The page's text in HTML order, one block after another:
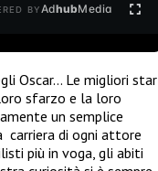
BYAdhubMedia
Oscar… Le migliori star
sfarzo e la loro
un semplice
carriera di ogni attore
più in voga, gli abiti